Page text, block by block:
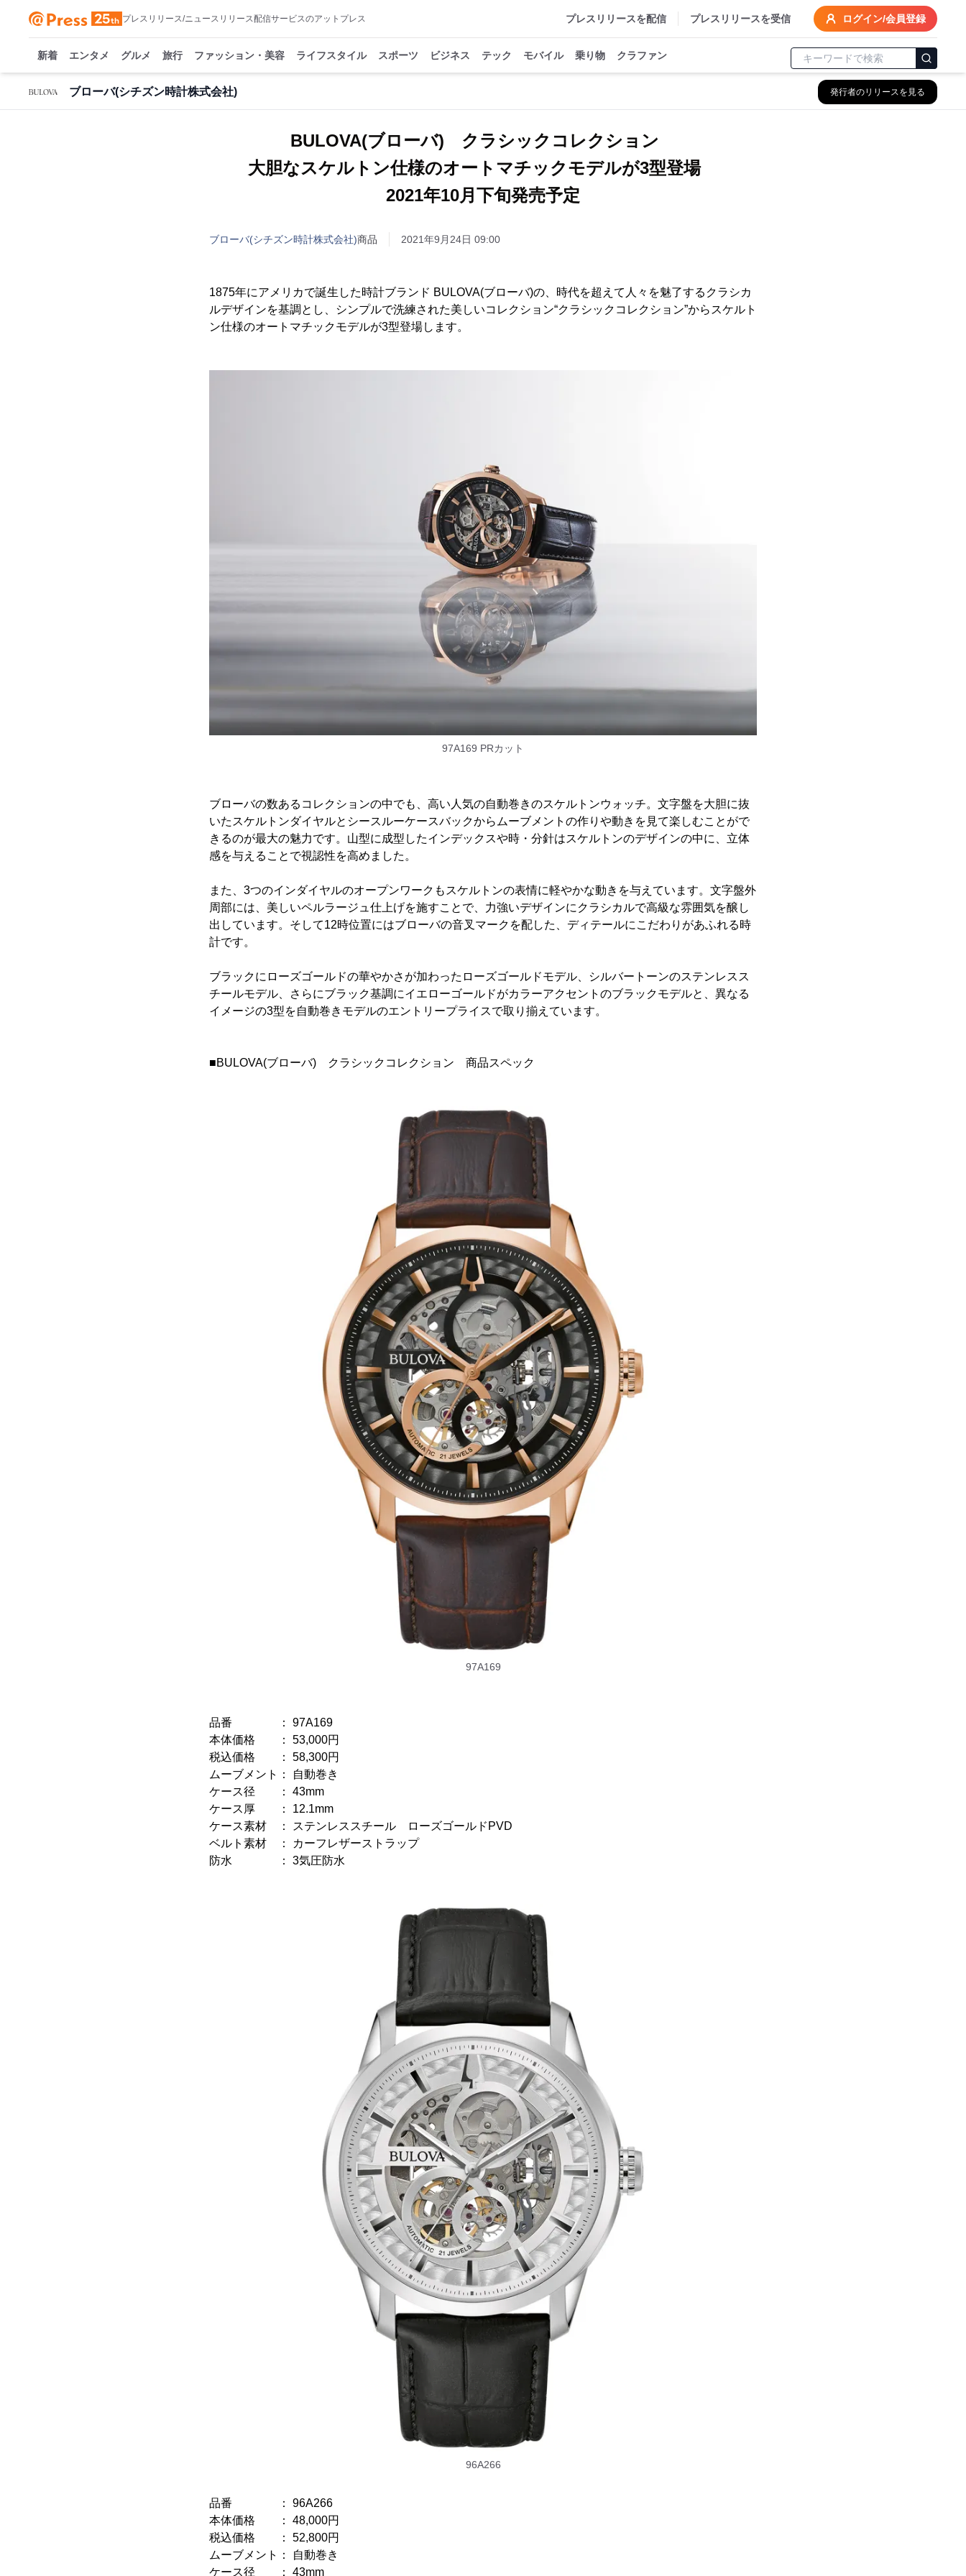
プレスリリース/ニュースリリース配信サービスのアットプレス プレスリリースを配信 プレスリリースを受信 ログイン/会員登録
新着 エンタメ グルメ 旅行 ファッション・美容 ライフスタイル スポーツ ビジネス テック モバイル 乗り物 クラファン
ブローバ(シチズン時計株式会社) 発行者のリリースを見る
BULOVA(ブローバ) クラシックコレクション
大胆なスケルトン仕様のオートマチックモデルが3型登場
2021年10月下旬発売予定
ブローバ(シチズン時計株式会社)商品 2021年9月24日 09:00
1875年にアメリカで誕生した時計ブランド BULOVA(ブローバ)の、時代を超えて人々を魅了するクラシカ
ルデザインを基調とし、シンプルで洗練された美しいコレクション“クラシックコレクション”からスケルト
ン仕様のオートマチックモデルが3型登場します。
97A169 PRカット
ブローバの数あるコレクションの中でも、高い人気の自動巻きのスケルトンウォッチ。文字盤を大胆に抜
いたスケルトンダイヤルとシースルーケースバックからムーブメントの作りや動きを見て楽しむことがで
きるのが最大の魅力です。山型に成型したインデックスや時・分針はスケルトンのデザインの中に、立体
感を与えることで視認性を高めました。
また、3つのインダイヤルのオープンワークもスケルトンの表情に軽やかな動きを与えています。文字盤外
周部には、美しいペルラージュ仕上げを施すことで、力強いデザインにクラシカルで高級な雰囲気を醸し
出しています。そして12時位置にはブローバの音叉マークを配した、ディテールにこだわりがあふれる時
計です。
ブラックにローズゴールドの華やかさが加わったローズゴールドモデル、シルバートーンのステンレスス
チールモデル、さらにブラック基調にイエローゴールドがカラーアクセントのブラックモデルと、異なる
イメージの3型を自動巻きモデルのエントリープライスで取り揃えています。
■BULOVA(ブローバ) クラシックコレクション 商品スペック
97A169
品番 ： 97A169
本体価格 ： 53,000円
税込価格 ： 58,300円
ムーブメント： 自動巻き
ケース径 ： 43mm
ケース厚 ： 12.1mm
ケース素材 ： ステンレススチール ローズゴールドPVD
ベルト素材 ： カーフレザーストラップ
防水 ： 3気圧防水
96A266
品番 ： 96A266
本体価格 ： 48,000円
税込価格 ： 52,800円
ムーブメント： 自動巻き
ケース径 ： 43mm